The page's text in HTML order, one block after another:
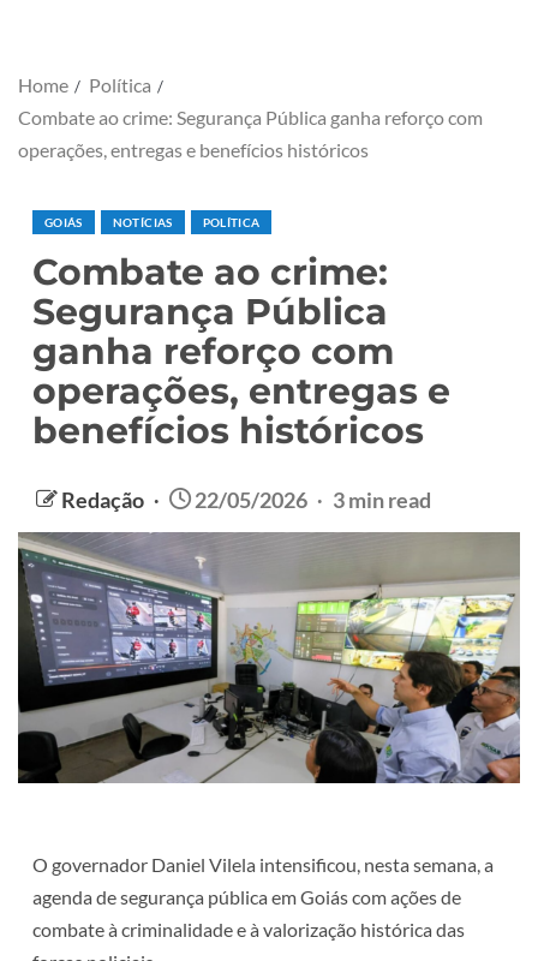
Home
Política
Combate ao crime: Segurança Pública ganha reforço com
operações, entregas e benefícios históricos
GOIÁS NOTÍCIAS POLÍTICA
Combate ao crime:
Segurança Pública
ganha reforço com
operações, entregas e
benefícios históricos
Redação 22/05/2026 3 min read
O governador Daniel Vilela intensificou, nesta semana, a
agenda de segurança pública em Goiás com ações de
combate à criminalidade e à valorização histórica das